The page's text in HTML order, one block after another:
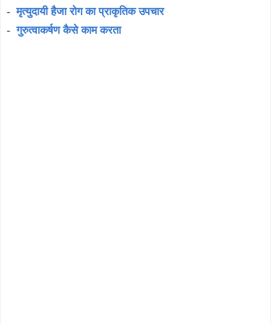
-मृत्युदायी हैजा रोग का प्राकृतिक उपचार
-गुरुत्वाकर्षण कैसे काम करता